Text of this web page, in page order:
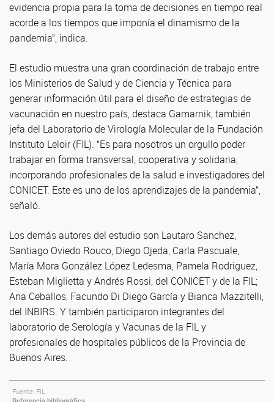
evidencia propia para la toma de decisiones en tiempo real
acorde a los tiempos que imponía el dinamismo de la
pandemia”, indica.
El estudio muestra una gran coordinación de trabajo entre
los Ministerios de Salud y de Ciencia y Técnica para
generar información útil para el diseño de estrategias de
vacunación en nuestro país, destaca Gamarnik, también
jefa del Laboratorio de Virología Molecular de la Fundación
Instituto Leloir (FIL). “Es para nosotros un orgullo poder
trabajar en forma transversal, cooperativa y solidaria,
incorporando profesionales de la salud e investigadores del
CONICET. Este es uno de los aprendizajes de la pandemia”,
señaló.
Los demás autores del estudio son Lautaro Sanchez,
Santiago Oviedo Rouco, Diego Ojeda, Carla Pascuale,
María Mora González López Ledesma, Pamela Rodriguez,
Esteban Miglietta y Andrés Rossi, del CONICET y de la FIL;
Ana Ceballos, Facundo Di Diego García y Bianca Mazzitelli,
del INBIRS. Y también participaron integrantes del
laboratorio de Serología y Vacunas de la FIL y
profesionales de hospitales públicos de la Provincia de
Buenos Aires.
Fuente: FIL